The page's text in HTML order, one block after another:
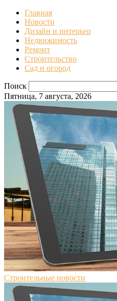
Главная
Новости
Дизайн и интерьер
Недвижимость
Ремонт
Строительство
Сад и огород
Поиск
Пятница, 7 августа, 2026
Строительные новости